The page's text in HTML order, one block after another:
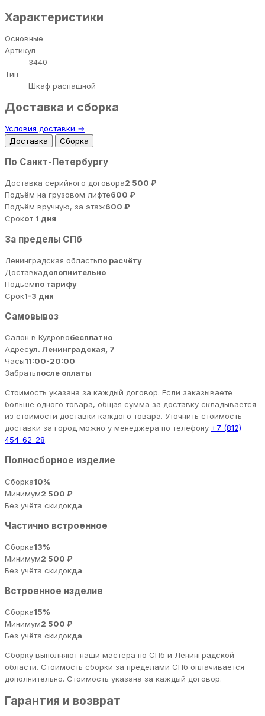
Характеристики
Основные
Артикул
3440
Тип
Шкаф распашной
Доставка и сборка
Условия доставки →
Доставка
Сборка
По Санкт-Петербургу
Доставка серийного договора2 500 ₽
Подъём на грузовом лифте600 ₽
Подъём вручную, за этаж600 ₽
Срокот 1 дня
За пределы СПб
Ленинградская областьпо расчёту
Доставкадополнительно
Подъёмпо тарифу
Срок1-3 дня
Самовывоз
Салон в Кудровобесплатно
Адресул. Ленинградская, 7
Часы11:00-20:00
Забратьпосле оплаты
Стоимость указана за каждый договор. Если заказываете
больше одного товара, общая сумма за доставку складывается
из стоимости доставки каждого товара. Уточнить стоимость
доставки за город можно у менеджера по телефону +7 (812)
454-62-28.
Полносборное изделие
Сборка10%
Минимум2 500 ₽
Без учёта скидокда
Частично встроенное
Сборка13%
Минимум2 500 ₽
Без учёта скидокда
Встроенное изделие
Сборка15%
Минимум2 500 ₽
Без учёта скидокда
Сборку выполняют наши мастера по СПб и Ленинградской
области. Стоимость сборки за пределами СПб оплачивается
дополнительно. Стоимость указана за каждый договор.
Гарантия и возврат